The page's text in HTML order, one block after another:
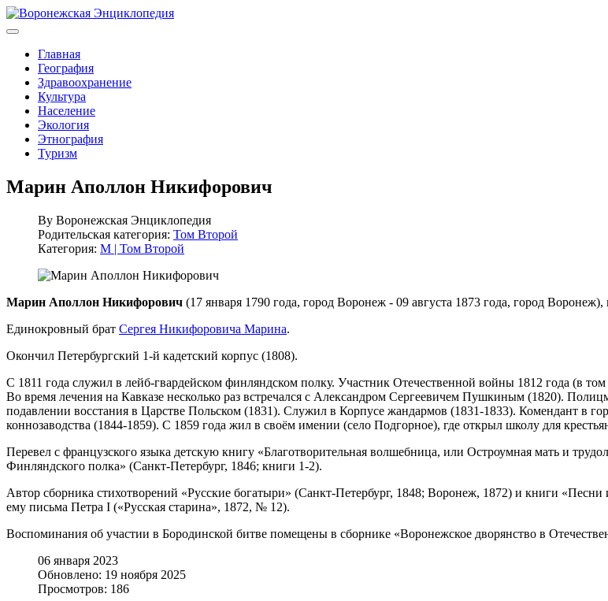
Главная
География
Здравоохранение
Культура
Население
Экология
Этнография
Туризм
Марин Аполлон Никифорович
By Воронежская Энциклопедия
Родительская категория: Том Второй
Категория: М | Том Второй
Марин Аполлон Никифорович (17 января 1790 года, город Воронеж - 09 августа 1873 года, город
Единокровный брат Сергея Никифоровича Марина.
Окончил Петербургский 1-й кадетский корпус (1808).
С 1811 года служил в лейб-гвардейском финляндском полку. Участник Отечественной войны 1812 года (в
Во время лечения на Кавказе несколько раз встречался с Александром Сергеевичем Пушкиным (1820).
подавлении восстания в Царстве Польском (1831). Служил в Корпусе жандармов (1831-1833). Комендант в
коннозаводства (1844-1859). С 1859 года жил в своём имении (село Подгорное), где открыл школу для
Перевел с французского языка детскую книгу «Благотворительная волшебница, или Остроумная мать и
Финляндского полка» (Санкт-Петербург, 1846; книги 1-2).
Автор сборника стихотворений «Русские богатыри» (Санкт-Петербург, 1848; Воронеж, 1872) и книги
ему письма Петра I («Русская старина», 1872, № 12).
Воспоминания об участии в Бородинской битве помещены в сборнике «Воронежское дворянство в
06 января 2023
Обновлено: 19 ноября 2025
Просмотров: 186